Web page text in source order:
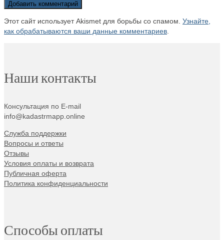
Этот сайт использует Akismet для борьбы со спамом. Узнайте,
как обрабатываются ваши данные комментариев
Наши контакты
Консультация по E-mail
info@kadastrmapp.online
Служба поддержки
Вопросы и ответы
Отзывы
Условия оплаты и возврата
Публичная оферта
Политика конфиденциальности
Способы оплаты